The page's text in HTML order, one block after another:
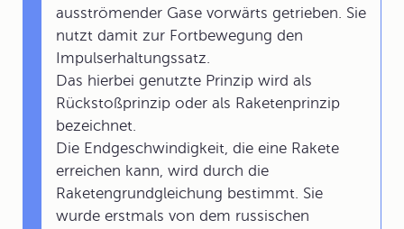
ausströmender Gase vorwärts getrieben. Sie
nutzt damit zur Fortbewegung den
Impulserhaltungssatz.
Das hierbei genutzte Prinzip wird als
Rückstoßprinzip oder als Raketenprinzip
bezeichnet.
Die Endgeschwindigkeit, die eine Rakete
erreichen kann, wird durch die
Raketengrundgleichung bestimmt. Sie
wurde erstmals von dem russischen